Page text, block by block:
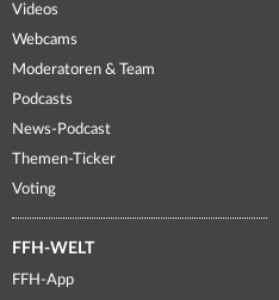
Videos
Webcams
Moderatoren & Team
Podcasts
News-Podcast
Themen-Ticker
Voting
FFH-WELT
FFH-App